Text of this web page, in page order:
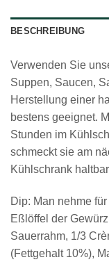
BESCHREIBUNG
Verwenden Sie
Suppen, Saucen,
Herstellung einer
bestens geeignet.
Stunden im
schmeckt sie am
Kühlschrank
Dip: Man nehme
Eßlöffel der
Sauerrahm, 1/3
(Fettgehalt 10%),